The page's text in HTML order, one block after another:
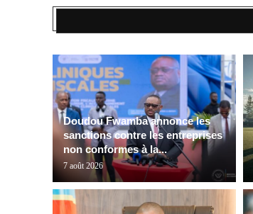
Doudou Fwamba annonce les
sanctions contre les entreprises
non conformes à la...
7 août 2026